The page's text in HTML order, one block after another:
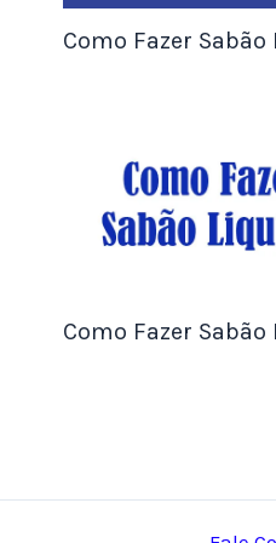
vantagens oferecidas.
agrega valor à
as chances de venda.
4. Parcerias com
Como Fazer Sabão
Como Fazer